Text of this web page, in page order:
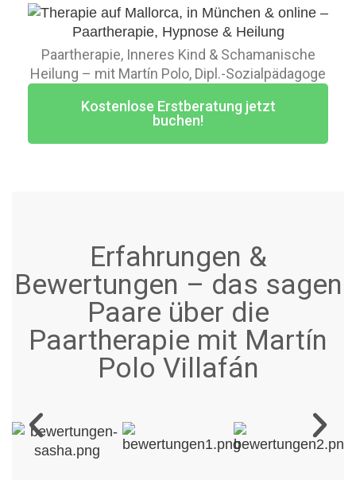
Paartherapie, Inneres Kind & Schamanische
Heilung – mit Martín Polo, Dipl.-Sozialpädagoge
Kostenlose Erstberatung jetzt
buchen!
Erfahrungen &
Bewertungen – das sagen
Paare über die
Paartherapie mit Martín
Polo Villafán